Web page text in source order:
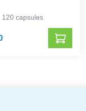
120 capsules